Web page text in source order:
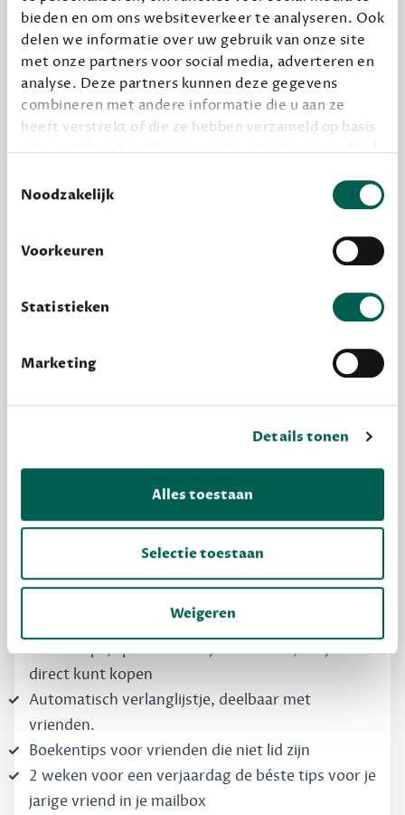
bieden en om ons websiteverkeer te analyseren. Ook
delen we informatie over uw gebruik van onze site
met onze partners voor social media, adverteren en
analyse. Deze partners kunnen deze gegevens
combineren met andere informatie die u aan ze
heeft verstrekt of die ze hebben verzameld op basis
grondslag gebeurt, en er niet onnodig data van je
wordt verwerkt. Gevoelige persoonsgegevens delen
Noodzakelijk
Voorkeuren
Statistieken
Marketing
Details tonen
Alles toestaan
Selectie toestaan
Weigeren
Alles van Dewey Free
Word een bovengemiddelde lezer met 6 boeken
per jaar
Vooraf een tipje van de sluier, zodat je kunt
Dewey Free
Boekentips, speciaal voor jouw smaak, die je
direct kunt kopen
Automatisch verlanglijstje, deelbaar met
vrienden.
Boekentips voor vrienden die niet lid zijn
2 weken voor een verjaardag de béste tips voor je
jarige vriend in je mailbox